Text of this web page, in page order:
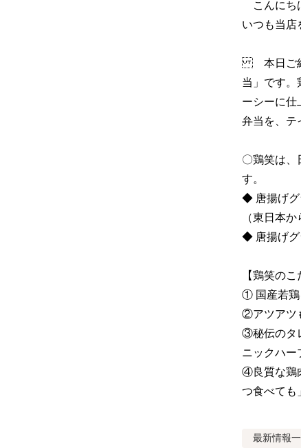
こんにち
いつも当店
本日ご紹
当」です。
ーシーに仕
弁当を、テ
〇鶏笑は、
す。
◆ 唐揚げグ
（東日本
◆ 唐揚げグ
【鶏笑のこ
① 国産若鶏
②アツアツ
③秘伝のタ
ニックハー
④良質な鶏
つ食べても
最新情報